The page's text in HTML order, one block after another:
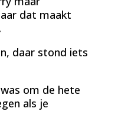
dat maakt
daar stond iets
om de hete
als je